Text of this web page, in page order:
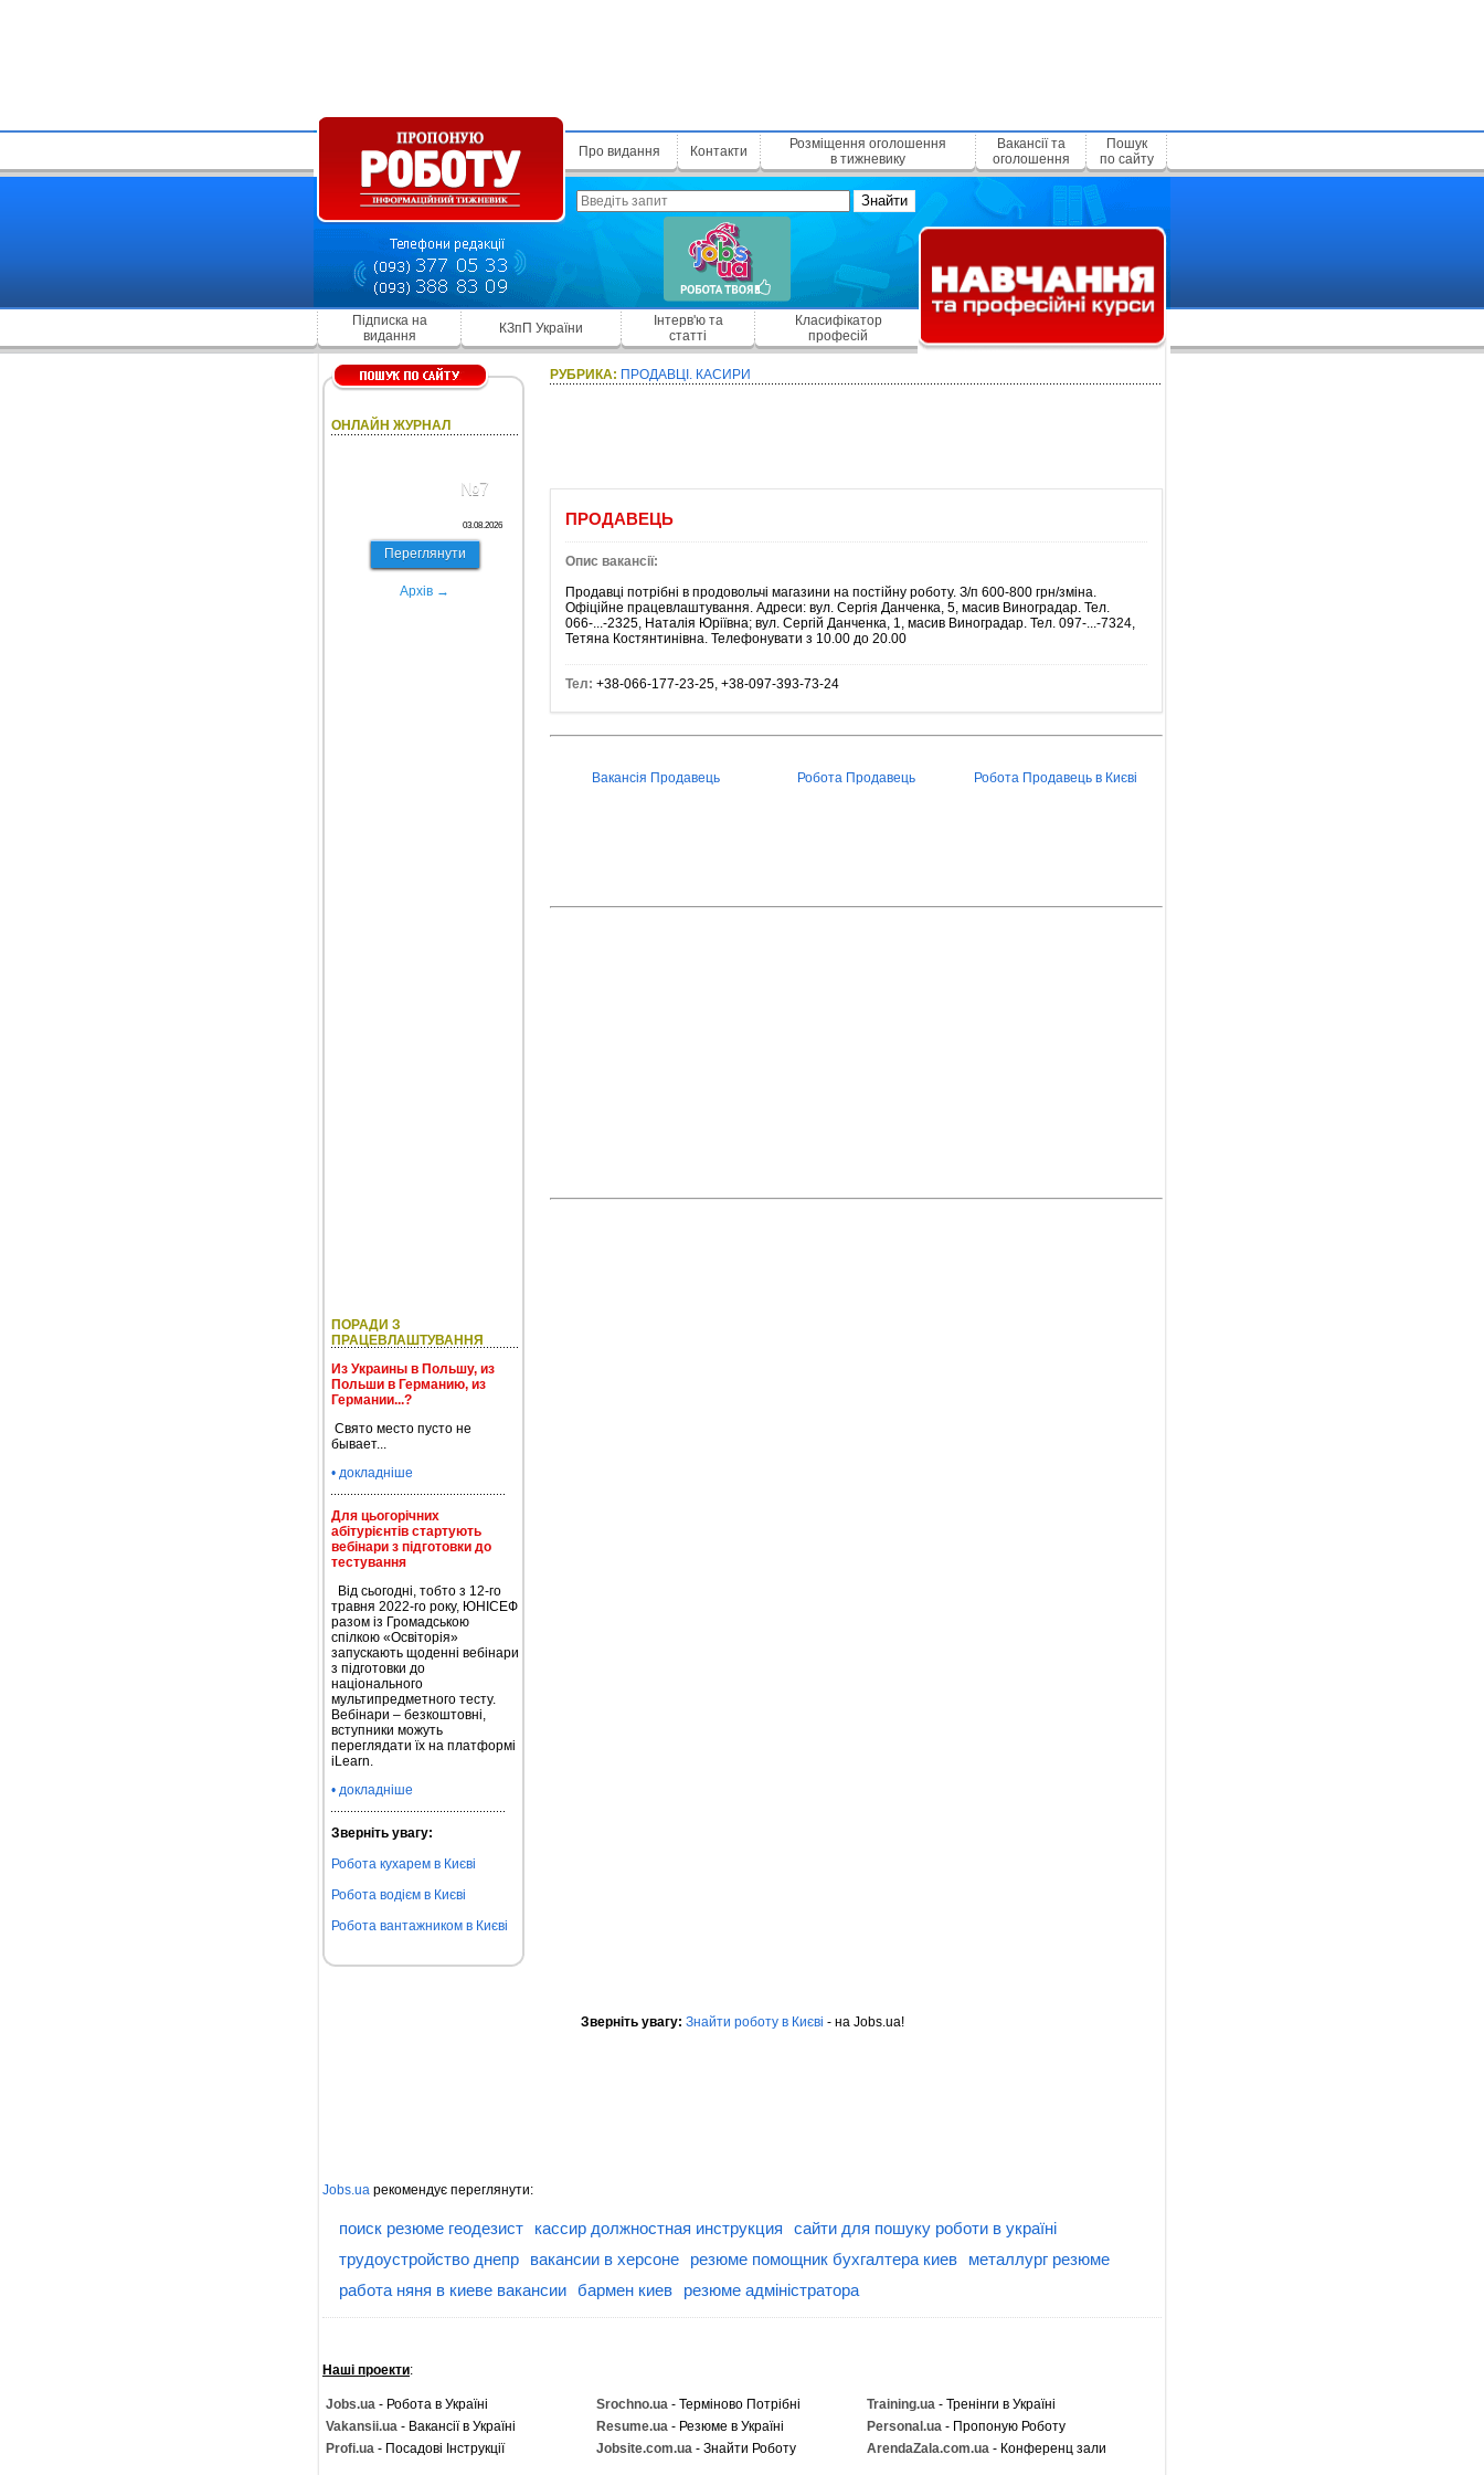
Знайти
Про видання Контакти
Розміщення оголошення
в тижневику
Вакансії та
оголошення
Пошук
по сайту
Підписка на
видання
КЗпП України
Інтерв'ю та
статті
Класифікатор
професій
ОНЛАЙН ЖУРНАЛ
№7
03.08.2026
Переглянути
Архів →
ПОРАДИ З
ПРАЦЕВЛАШТУВАННЯ
Из Украины в Польшу, из
Польши в Германию, из
Германии...?
Свято место пусто не
бывает...
• докладніше
Для цьогорічних
абітурієнтів стартують
вебінари з підготовки до
тестування
Від сьогодні, тобто з 12-го
травня 2022-го року, ЮНІСЕФ
разом із Громадською
спілкою «Освіторія»
запускають щоденні вебінари
з підготовки до
національного
мультипредметного тесту.
Вебінари – безкоштовні,
вступники можуть
переглядати їх на платформі
iLearn.
• докладніше
Зверніть увагу:
Робота кухарем в Києві
Робота водієм в Києві
Робота вантажником в Києві
РУБРИКА: ПРОДАВЦІ. КАСИРИ
ПРОДАВЕЦЬ
Опис вакансії:
Продавці потрібні в продовольчі магазини на постійну роботу. З/п 600-800 грн/зміна.
Офіційне працевлаштування. Адреси: вул. Сергія Данченка, 5, масив Виноградар. Тел.
066-...-2325, Наталія Юріївна; вул. Сергій Данченка, 1, масив Виноградар. Тел. 097-...-7324,
Тетяна Костянтинівна. Телефонувати з 10.00 до 20.00
Тел: +38-066-177-23-25, +38-097-393-73-24
Вакансія Продавець Робота Продавець Робота Продавець в Києві
Зверніть увагу: Знайти роботу в Києві - на Jobs.ua!
Jobs.ua рекомендує переглянути:
поиск резюме геодезист кассир должностная инструкция
сайти для пошуку роботи в україні
трудоустройство днепр
вакансии в херсоне резюме помощник бухгалтера киев
металлург резюме
работа няня в киеве вакансии бармен киев резюме адміністратора
Наші проекти:
Jobs.ua - Робота в Україні Srochno.ua - Терміново Потрібні Training.ua - Тренінги в Україні
Vakansii.ua - Вакансії в Україні Resume.ua - Резюме в Україні Personal.ua - Пропоную Роботу
Profi.ua - Посадові Інструкції Jobsite.com.ua - Знайти Роботу ArendaZala.com.ua - Конференц зали